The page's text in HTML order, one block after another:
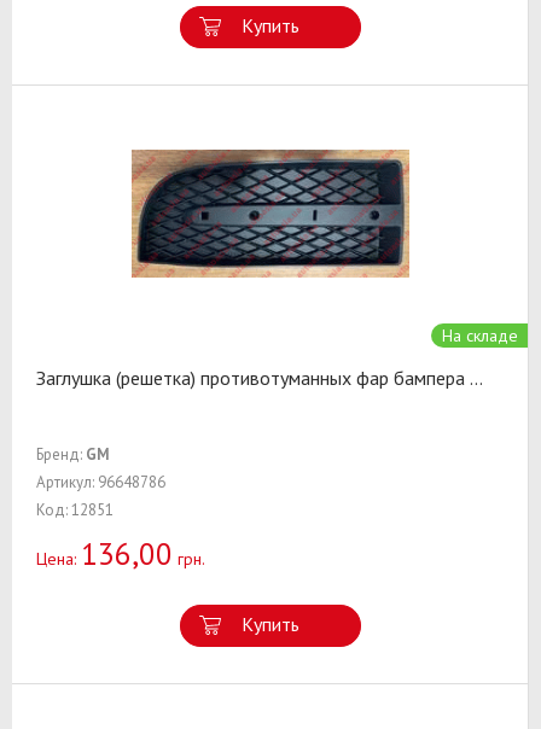
Купить
На складе
Заглушка (решетка) противотуманных фар бампера ...
Бренд: GM
Артикул: 96648786
Код: 12851
Цена: 136,00 грн.
Купить